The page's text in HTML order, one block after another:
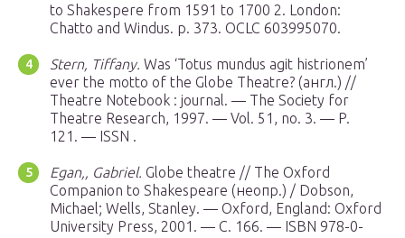
to Shakespere from 1591 to 1700 2. London:
Chatto and Windus. p. 373. OCLC 603995070.
Stern, Tiffany. Was ‘Totus mundus agit histrionem’
ever the motto of the Globe Theatre? (англ.) //
Theatre Notebook : journal. — The Society for
Theatre Research, 1997. — Vol. 51, no. 3. — P.
121. — ISSN .
Egan,, Gabriel. Globe theatre // The Oxford
Companion to Shakespeare (неопр.) / Dobson,
Michael; Wells, Stanley. — Oxford, England: Oxford
University Press, 2001. — С. 166. — ISBN 978-0-